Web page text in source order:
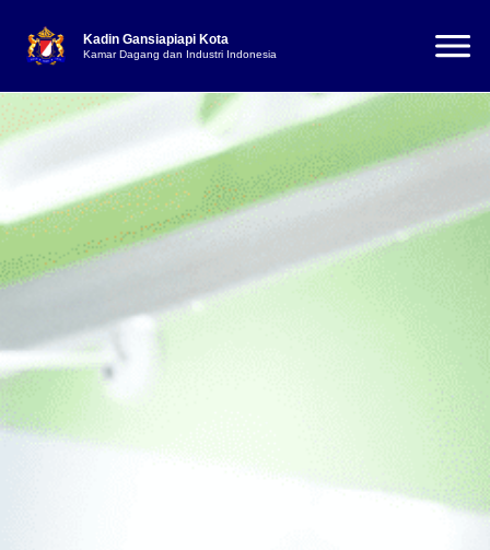
Kadin Gansiapiapi Kota
Kamar Dagang dan Industri Indonesia